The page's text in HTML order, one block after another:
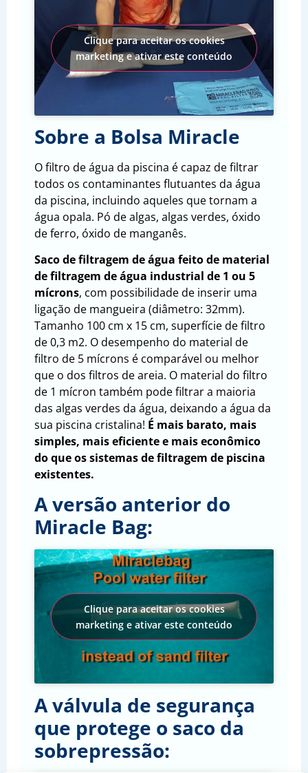
Clique para aceitar os cookies
marketing e ativar este conteúdo
Sobre a Bolsa Miracle
O filtro de água da piscina é capaz de filtrar
todos os contaminantes flutuantes da água
da piscina, incluindo aqueles que tornam a
água opala. Pó de algas, algas verdes, óxido
de ferro, óxido de manganês.
Saco de filtragem de água feito de material
de filtragem de água industrial de 1 ou 5
mícrons, com possibilidade de inserir uma
ligação de mangueira (diâmetro: 32mm).
Tamanho 100 cm x 15 cm, superfície de filtro
de 0,3 m2. O desempenho do material de
filtro de 5 mícrons é comparável ou melhor
que o dos filtros de areia. O material do filtro
de 1 mícron também pode filtrar a maioria
das algas verdes da água, deixando a água da
sua piscina cristalina! É mais barato, mais
simples, mais eficiente e mais econômico
do que os sistemas de filtragem de piscina
existentes.
A versão anterior do
Miracle Bag:
Clique para aceitar os cookies
marketing e ativar este conteúdo
A válvula de segurança
que protege o saco da
sobrepressão: